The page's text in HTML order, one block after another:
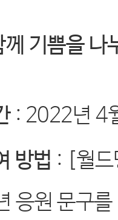
기쁨을 나
: 2022년4
방법 : [ 월드
응원 문구